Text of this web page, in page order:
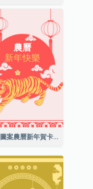
銅錢圖案農曆新年賀卡